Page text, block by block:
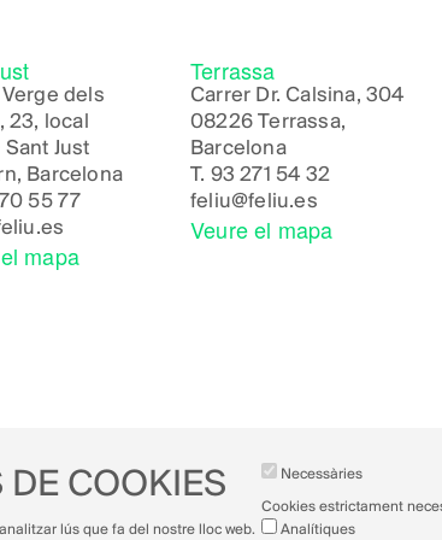
dels
23, local
Just
Barcelona
55 77
mapa
Terrassa
Carrer Dr. Calsina, 304
08226 Terrassa,
Barcelona
T. 93 271 54 32
feliu@feliu.es
Veure el mapa
DE COOKIES
lús que fa del nostre lloc web.
Necessàries
Cookies estrictament
Analítiques